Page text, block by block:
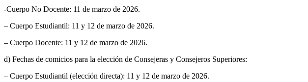
-Cuerpo No Docente: 11 de marzo de 2026.
– Cuerpo Estudiantil: 11 y 12 de marzo de 2026.
– Cuerpo Docente: 11 y 12 de marzo de 2026.
d) Fechas de comicios para la elección de Consejeras y Consejeros Superiores:
– Cuerpo Estudiantil (elección directa): 11 y 12 de marzo de 2026.